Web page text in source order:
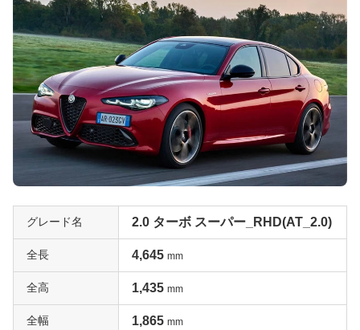
グレード名 2.0 ターボ スーパー_RHD(AT_2.0)
全長 4,645 mm
全高 1,435 mm
全幅 1,865 mm